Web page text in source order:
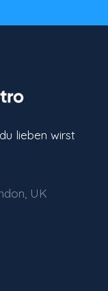
lieben wirst
UK